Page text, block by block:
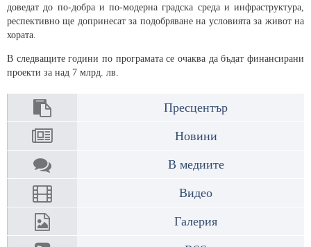
доведат до по-добра и по-модерна градска среда и инфраструктура,
респективно ще допринесат за подобряване на условията за живот на
хората.
В следващите години по програмата се очаква да бъдат финансирани
проекти за над 7 млрд. лв.
Пресцентър
Новини
В медиите
Видео
Галерия